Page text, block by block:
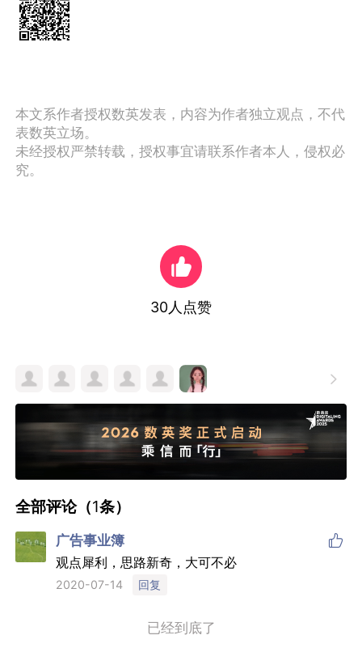
本文系作者授权数英发表，内容为作者独立观点，不代
表数英立场。
未经授权严禁转载，授权事宜请联系作者本人，侵权必
究。
30人点赞

全部评论（1条）
广告事业簿 
观点犀利，思路新奇，大可不必
2020-07-14 回复
已经到底了